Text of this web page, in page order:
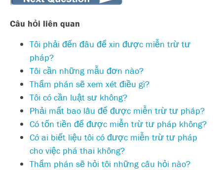
Câu hỏi liên quan
Tôi phải đến đâu để xin được miễn trừ tư
pháp?
Tôi cần những mẫu đơn nào?
Thẩm phán sẽ xem xét điều gì?
Tôi có cần luật sư không?
Phải mất bao lâu để được miễn trừ tư pháp?
Có tốn tiền để được miễn trừ tư pháp không?
Có ai biết liệu tôi có được miễn trừ tư pháp
cho việc phá thai không?
Thẩm phán sẽ hỏi tôi những câu hỏi nào?